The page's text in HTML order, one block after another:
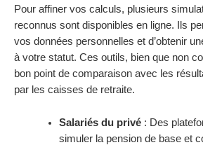
Pour affiner vos calculs, plusieurs
reconnus sont disponibles en ligne. Ils
vos données personnelles et d’obtenir
à votre statut. Ces outils, bien que non
bon point de comparaison avec les
par les caisses de retraite.
Salariés du privé: Des
simuler la pension de base et